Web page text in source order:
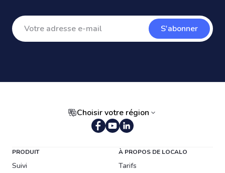
S'abonner
Choisir votre région
PRODUIT
Suivi
À PROPOS DE LOCALO
Tarifs